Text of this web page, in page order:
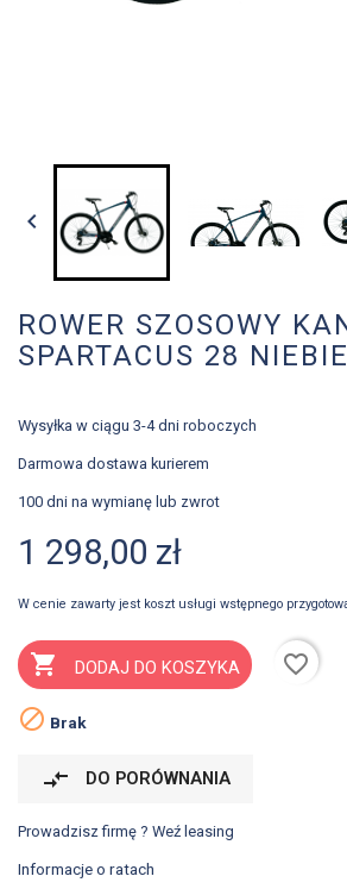

ROWER SZOSOWY
SPARTACUS 28
Wysyłka w ciągu 3-4 dni roboczych
Darmowa dostawa kurierem
100 dni na wymianę lub zwrot
1 298,00 zł
W cenie zawarty jest koszt usługi wstępnego
 DODAJ DO KOSZYKA
favorite_border
 Brak
compare_arrows DO PORÓWNANIA
Prowadzisz firmę ? Weź leasing
Informacje o ratach